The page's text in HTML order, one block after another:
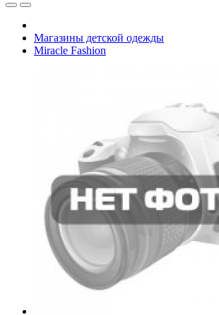
Магазины детской одежды
Miracle Fashion